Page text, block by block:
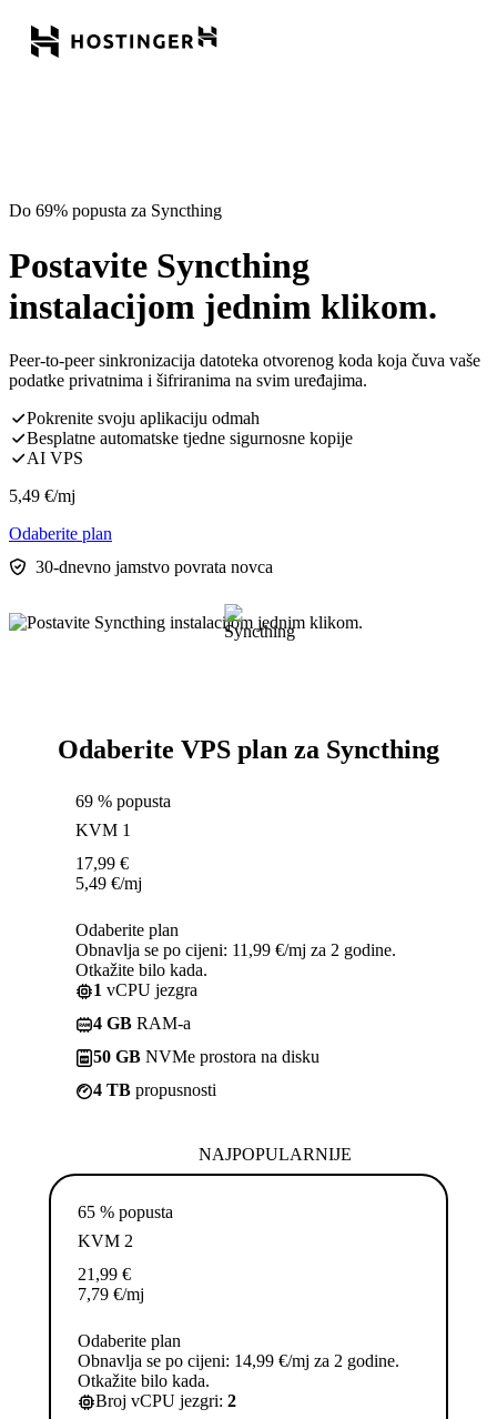
Do 69% popusta za Syncthing
Postavite Syncthing
instalacijom jednim klikom.
Peer-to-peer sinkronizacija datoteka otvorenog koda koja čuva vaše
podatke privatnima i šifriranima na svim uređajima.
Pokrenite svoju aplikaciju odmah
Besplatne automatske tjedne sigurnosne kopije
AI VPS
5,49 €/mj
Odaberite plan
30-dnevno jamstvo povrata novca
Odaberite VPS plan za Syncthing
69 % popusta
KVM 1
17,99 €
5,49 €/mj
Odaberite plan
Obnavlja se po cijeni: 11,99 €/mj za 2 godine.
Otkažite bilo kada.
1 vCPU jezgra
4 GB RAM-a
50 GB NVMe prostora na disku
4 TB propusnosti
NAJPOPULARNIJE
65 % popusta
KVM 2
21,99 €
7,79 €/mj
Odaberite plan
Obnavlja se po cijeni: 14,99 €/mj za 2 godine.
Otkažite bilo kada.
Broj vCPU jezgri: 2